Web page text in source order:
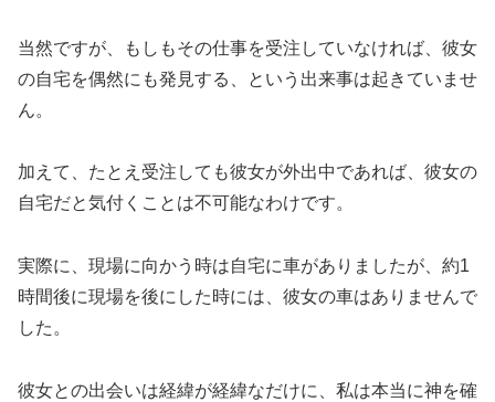
当然ですが、もしもその仕事を受注していなければ、彼女
の自宅を偶然にも発見する、という出来事は起きていませ
ん。
加えて、たとえ受注しても彼女が外出中であれば、彼女の
自宅だと気付くことは不可能なわけです。
実際に、現場に向かう時は自宅に車がありましたが、約1
時間後に現場を後にした時には、彼女の車はありませんで
した。
彼女との出会いは経緯が経緯なだけに、私は本当に神を確